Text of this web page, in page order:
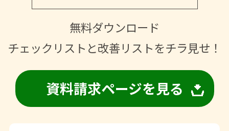
無料ダウンロード
チェックリストと改善リストをチラ見せ！
資料請求ページを見る